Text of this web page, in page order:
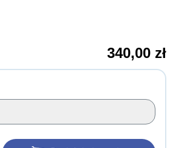
340,00 zł